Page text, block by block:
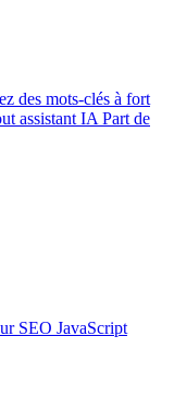
des mots-clés à fort
assistant IA Part de
SEO JavaScript